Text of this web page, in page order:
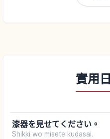
實用
漆器を見せてください。
Shikki wo misete kudasai.